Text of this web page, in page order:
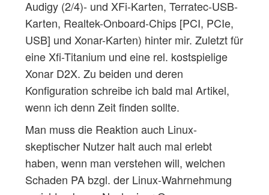
Audigy (2/4)- und XFi-Karten, Terratec-USB-
Karten, Realtek-Onboard-Chips [PCI, PCIe,
USB] und Xonar-Karten) hinter mir. Zuletzt für
eine Xfi-Titanium und eine rel. kostspielige
Xonar D2X. Zu beiden und deren
Konfiguration schreibe ich bald mal Artikel,
wenn ich denn Zeit finden sollte.
Man muss die Reaktion auch Linux-
skeptischer Nutzer halt auch mal erlebt
haben, wenn man verstehen will, welchen
Schaden PA bzgl. der Linux-Wahrnehmung